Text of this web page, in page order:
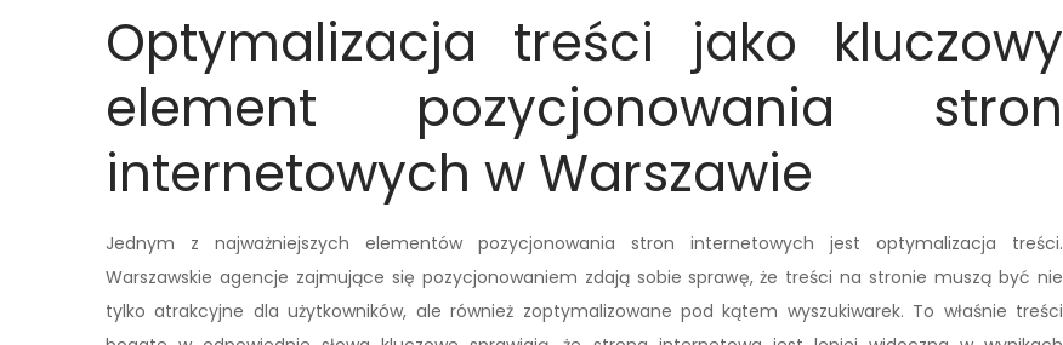
Optymalizacja treści jako kluczowy
element pozycjonowania stron
internetowych w Warszawie
Jednym z najważniejszych elementów pozycjonowania stron internetowych jest optymalizacja treści.
Warszawskie agencje zajmujące się pozycjonowaniem zdają sobie sprawę, że treści na stronie muszą być nie
tylko atrakcyjne dla użytkowników, ale również zoptymalizowane pod kątem wyszukiwarek. To właśnie treści